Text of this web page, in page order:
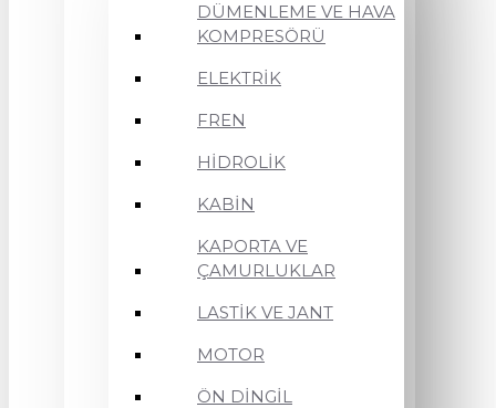
DÜMENLEME VE HAVA
KOMPRESÖRÜ
ELEKTRİK
FREN
HİDROLİK
KABİN
KAPORTA VE
ÇAMURLUKLAR
LASTİK VE JANT
MOTOR
ÖN DİNGİL